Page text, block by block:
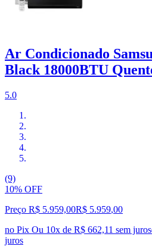
Ar Condicionado
Black 18000BTU
5.0
(9)
10% OFF
Preço R$ 5.959,00R$ 5.959,00
no Pix Ou 10x de R$ 662,11 sem juros
juros